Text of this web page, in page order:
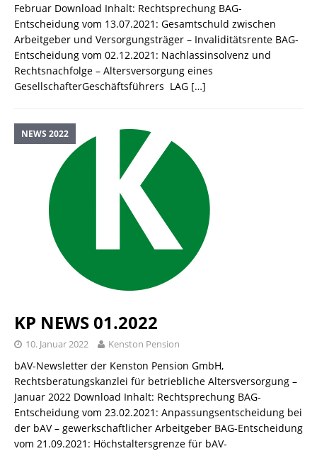
Februar Download Inhalt: Rechtsprechung BAG-
Entscheidung vom 13.07.2021: Gesamtschuld zwischen
Arbeitgeber und Versorgungsträger – Invaliditätsrente BAG-
Entscheidung vom 02.12.2021: Nachlassinsolvenz und
Rechtsnachfolge – Altersversorgung eines
GesellschafterGeschäftsführers LAG […]
NEWS 2022
KP NEWS 01.2022
10. Januar 2022 Kenston Pension
bAV-Newsletter der Kenston Pension GmbH,
Rechtsberatungskanzlei für betriebliche Altersversorgung –
Januar 2022 Download Inhalt: Rechtsprechung BAG-
Entscheidung vom 23.02.2021: Anpassungsentscheidung bei
der bAV – gewerkschaftlicher Arbeitgeber BAG-Entscheidung
vom 21.09.2021: Höchstaltersgrenze für bAV-